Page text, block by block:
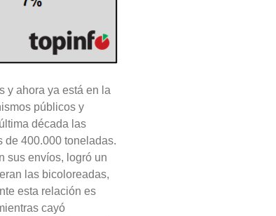
y ahora ya está en la
públicos y
década las
de 400.000 toneladas.
sus envíos, logró un
las bicoloreadas,
esta relación es
cayó